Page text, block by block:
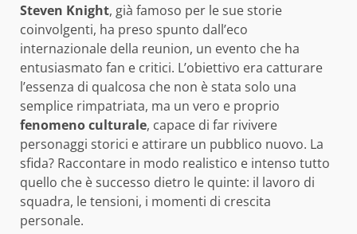
Steven Knight, già famoso per le sue storie
coinvolgenti, ha preso spunto dall’eco
internazionale della reunion, un evento che ha
entusiasmato fan e critici. L’obiettivo era catturare
l’essenza di qualcosa che non è stata solo una
semplice rimpatriata, ma un vero e proprio
fenomeno culturale, capace di far rivivere
personaggi storici e attirare un pubblico nuovo. La
sfida? Raccontare in modo realistico e intenso tutto
quello che è successo dietro le quinte: il lavoro di
squadra, le tensioni, i momenti di crescita
personale.